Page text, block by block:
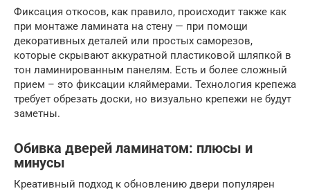
Фиксация откосов, как правило, происходит также как
при монтаже ламината на стену — при помощи
декоративных деталей или простых саморезов,
которые скрывают аккуратной пластиковой шляпкой в
тон ламинированным панелям. Есть и более сложный
прием – это фиксации кляймерами. Технология крепежа
требует обрезать доски, но визуально крепежи не будут
заметны.
Обивка дверей ламинатом: плюсы и
минусы
Креативный подход к обновлению двери популярен